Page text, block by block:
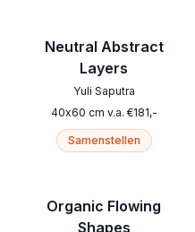
Neutral Abstract
Layers
Yuli Saputra
40x60 cm v.a. €181,-
Samenstellen
Organic Flowing
Shapes